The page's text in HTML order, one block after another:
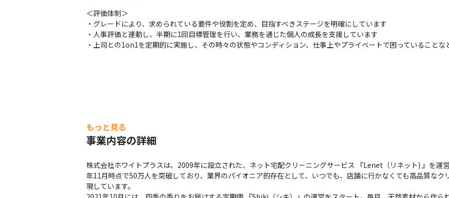
＜評価体制＞
・グレードにより、求められている要件や役割を定め、目指すべきステージを明確にしています
・人事評価と連動し、半期に1回目標管理を行い、業務を通じた個人の成長を支援しています
・上司との1on1を定期的に実施し、その時々の状態やコンディション、仕事上やプライベートで困っていること
もっと見る
事業内容の詳細
株式会社ホワイトプラスは、2009年に設立された、ネット宅配クリーニングサービス 『Lenet（リネット) 』を運
年11月時点で50万人を突破しており、業界のパイオニア的存在として、いつでも、店舗に行かなくても高品質な
現しています。